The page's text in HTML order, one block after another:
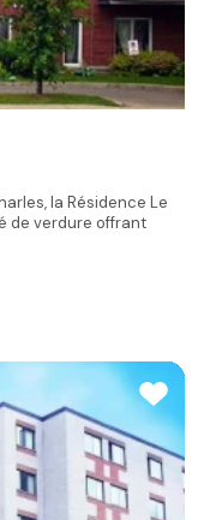
la Résidence Le
de verdure offrant